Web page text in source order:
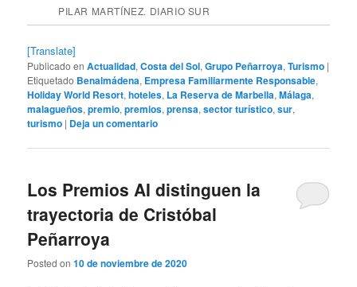
PILAR MARTÍNEZ. DIARIO SUR
[Translate]
Publicado en Actualidad,Costa del Sol,Grupo Peñarroya,Turismo |
Etiquetado Benalmádena, Empresa Familiarmente Responsable,
Holiday World Resort,hoteles, La Reserva de Marbella,Málaga,
malagueños,premio,premios,prensa,sector turístico,sur,
turismo | Deja un comentario
Los Premios AI distinguen la
trayectoria de Cristóbal
Peñarroya
Posted on10 de noviembre de 2020